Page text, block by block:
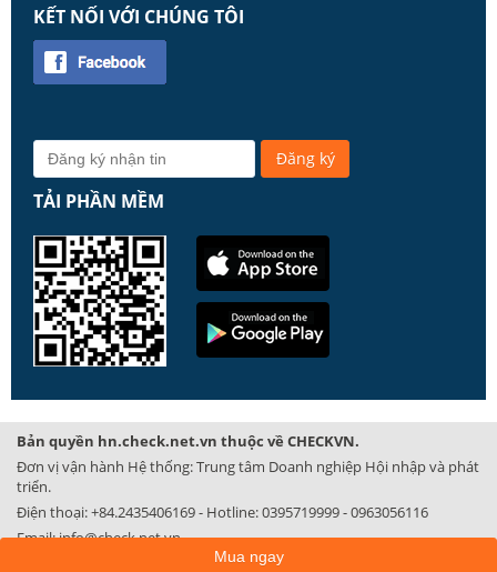
KẾT NỐI VỚI CHÚNG TÔI
TẢI PHẦN MỀM
Bản quyền hn.check.net.vn thuộc về CHECKVN.
Đơn vị vận hành Hệ thống: Trung tâm Doanh nghiệp Hội nhập và phát
triển.
Điện thoại:+84.2435406169- Hotline:0395719999-0963056116
Email:info@check.net.vn